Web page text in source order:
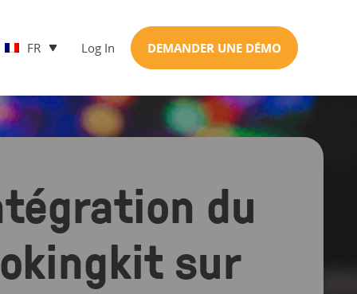
FR Log In DEMANDER UNE DÉMO
du
sur